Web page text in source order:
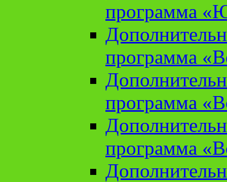
программа
программа
программа
программа